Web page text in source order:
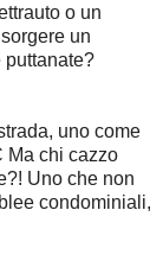
o un
un
puttanate?
uno come
Ma chi cazzo
Uno che non
condominiali,